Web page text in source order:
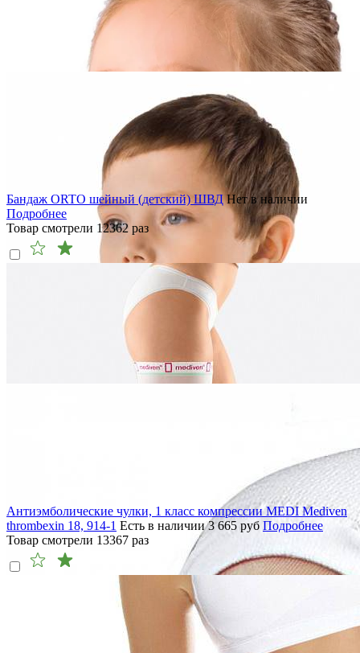
Бандаж ORTO шейный (детский) ШВД Нет в наличии
Подробнее
Товар смотрели 12362 раз
Антиэмболические чулки, 1 класс компрессии MEDI Mediven
thrombexin 18, 914-1 Есть в наличии 3 665 руб Подробнее
Товар смотрели 13367 раз